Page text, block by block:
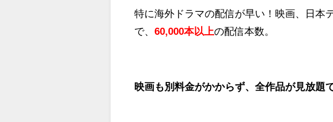
特に海外ドラマの配信が早い！映画、日本
で、60,000本以上の配信本数。
映画も別料金がかからず、全作品が見放題